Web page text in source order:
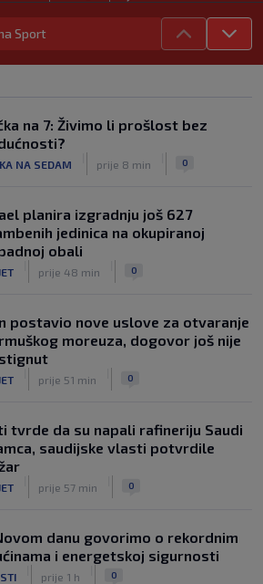
dosjetljivim komentarom
publiku nakon žalbe tenisera
na gostujuće fudbalere
|
8. aug.
| 0
Sport
na 7: Živimo li prošlost bez
NA SEDAM prije 8 min 0
planira izgradnju još 627
jedinica na okupiranoj
obali
prije 48 min 0
postavio nove uslove za otvaranje
moreuza, dogovor još nije
prije 51 min 0
tvrde da su napali rafineriju Saudi
saudijske vlasti potvrdile
prije 57 min 0
danu govorimo o rekordnim
i energetskoj sigurnosti
prije 1 h 0